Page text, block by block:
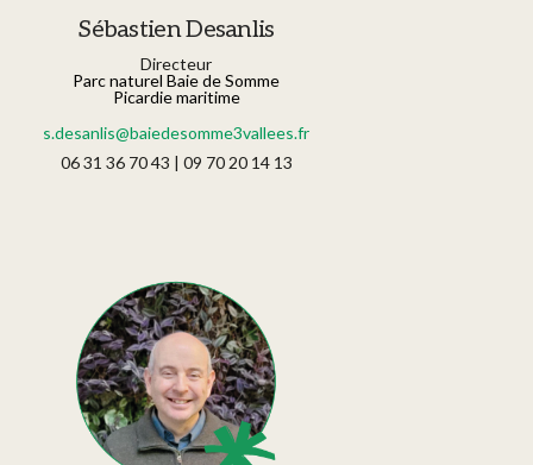
Sébastien Desanlis
Directeur
Parc naturel Baie de Somme
Picardie maritime
s.desanlis@baiedesomme3vallees.fr
06 31 36 70 43 | 09 70 20 14 13